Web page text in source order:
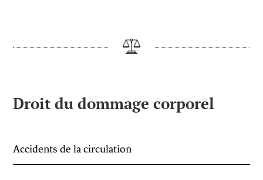
Droit du dommage corporel
Accidents de la circulation